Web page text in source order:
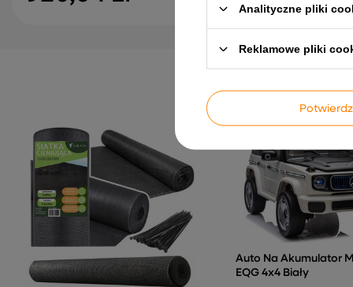
Auto Na Akumulator
EQG 4x4 Biały
Analityczne pliki
Reklamowe pliki